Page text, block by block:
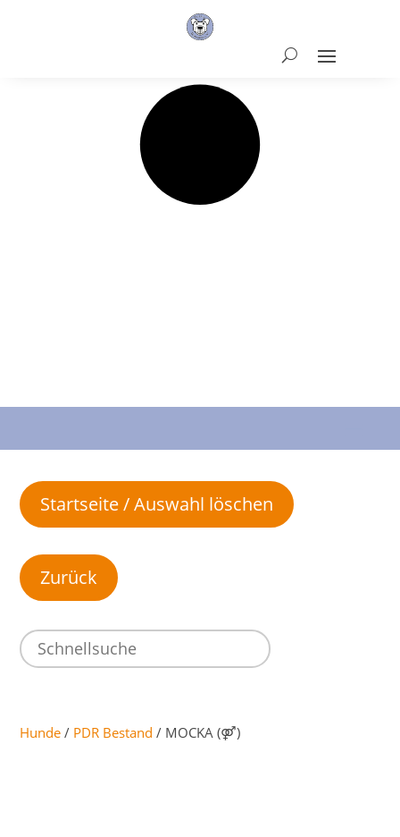
Startseite / Auswahl löschen
Hunde / PDR Bestand / MOCKA (⚤)